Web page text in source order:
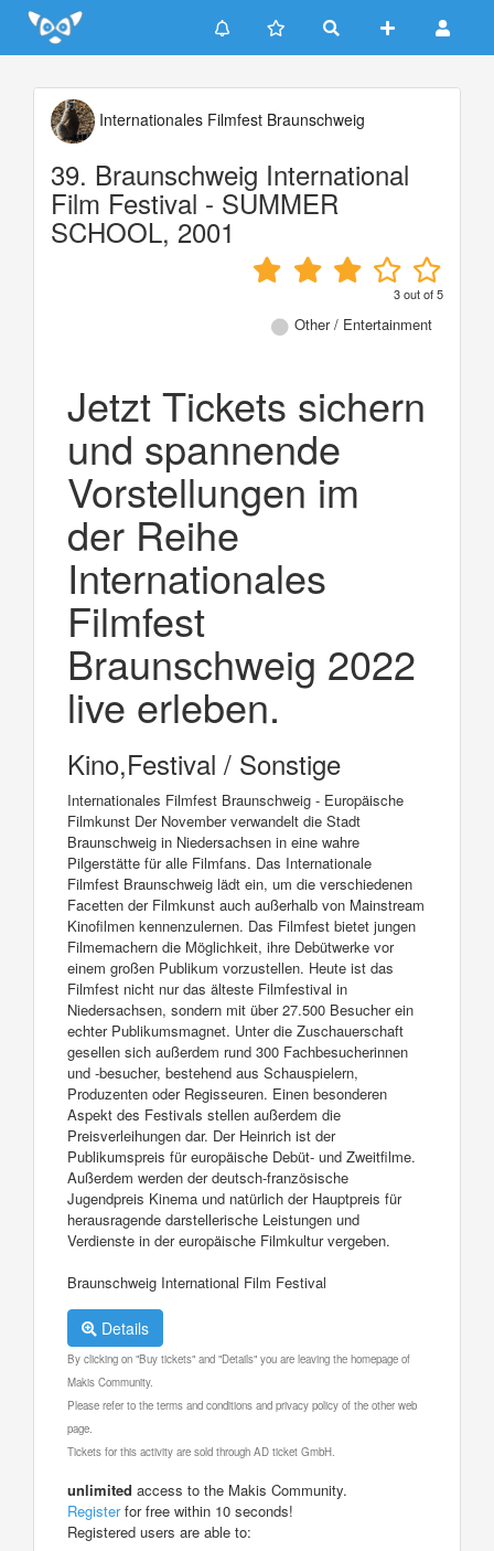
Update cookies preferences
Internationales Filmfest Braunschweig
39. Braunschweig International
Film Festival - SUMMER
SCHOOL, 2001
3out of5
Other / Entertainment
Jetzt Tickets sichern
und spannende
Vorstellungen im
der Reihe
Internationales
Filmfest
Braunschweig 2022
live erleben.
Kino,Festival / Sonstige
Internationales Filmfest Braunschweig - Europäische
Filmkunst Der November verwandelt die Stadt
Braunschweig in Niedersachsen in eine wahre
Pilgerstätte für alle Filmfans. Das Internationale
Filmfest Braunschweig lädt ein, um die verschiedenen
Facetten der Filmkunst auch außerhalb von Mainstream
Kinofilmen kennenzulernen. Das Filmfest bietet jungen
Filmemachern die Möglichkeit, ihre Debütwerke vor
einem großen Publikum vorzustellen. Heute ist das
Filmfest nicht nur das älteste Filmfestival in
Niedersachsen, sondern mit über 27.500 Besucher ein
echter Publikumsmagnet. Unter die Zuschauerschaft
gesellen sich außerdem rund 300 Fachbesucherinnen
und -besucher, bestehend aus Schauspielern,
Produzenten oder Regisseuren. Einen besonderen
Aspekt des Festivals stellen außerdem die
Preisverleihungen dar. Der Heinrich ist der
Publikumspreis für europäische Debüt- und Zweitfilme.
Außerdem werden der deutsch-französische
Jugendpreis Kinema und natürlich der Hauptpreis für
herausragende darstellerische Leistungen und
Verdienste in der europäische Filmkultur vergeben.
Braunschweig International Film Festival
Details
By clicking on "Buy tickets" and "Details" you are leaving the homepage of
Makis Community.
Please refer to the terms and conditions and privacy policy of the other web
page.
Tickets for this activity are sold through AD ticket GmbH.
unlimited access to the Makis Community.
Registerfor free within 10 seconds!
Registered users are able to: